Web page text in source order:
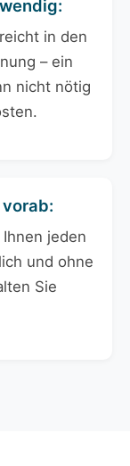
in den
– ein
nicht nötig
jeden
und ohne
Sie